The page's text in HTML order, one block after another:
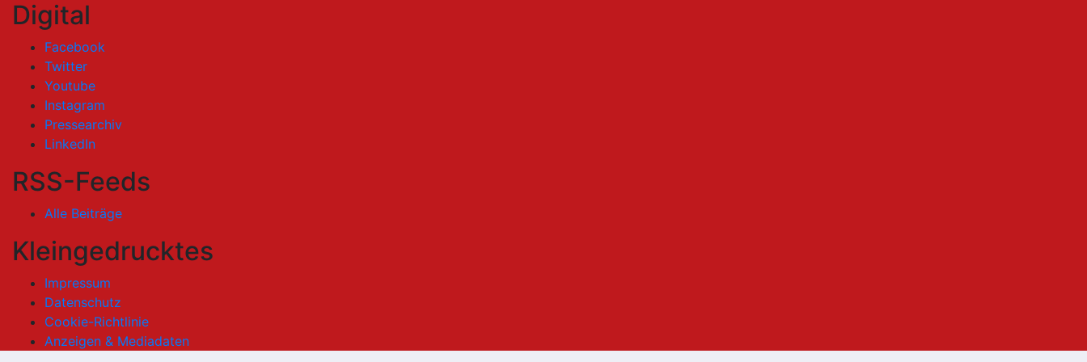
Digital
Facebook
Twitter
Youtube
Instagram
Pressearchiv
LinkedIn
RSS-Feeds
Alle Beiträge
Kleingedrucktes
Impressum
Datenschutz
Cookie-Richtlinie
Anzeigen & Mediadaten